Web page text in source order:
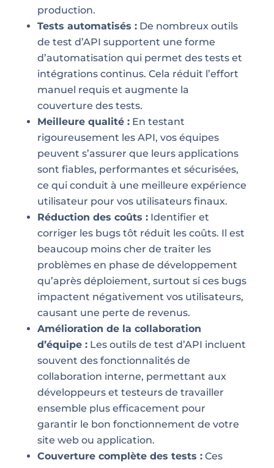
production.
Tests automatisés :De nombreux outils
de test d’API supportent une forme
d’automatisation qui permet des tests et
intégrations continus. Cela réduit l’effort
manuel requis et augmente la
couverture des tests.
Meilleure qualité :En testant
rigoureusement les API, vos équipes
peuvent s’assurer que leurs applications
sont fiables, performantes et sécurisées,
ce qui conduit à une meilleure expérience
utilisateur pour vos utilisateurs finaux.
Réduction des coûts :Identifier et
corriger les bugs tôt réduit les coûts. Il est
beaucoup moins cher de traiter les
problèmes en phase de développement
qu’après déploiement, surtout si ces bugs
impactent négativement vos utilisateurs,
causant une perte de revenus.
Amélioration de la collaboration
d’équipe :Les outils de test d’API incluent
souvent des fonctionnalités de
collaboration interne, permettant aux
développeurs et testeurs de travailler
ensemble plus efficacement pour
garantir le bon fonctionnement de votre
site web ou application.
Couverture complète des tests :Ces